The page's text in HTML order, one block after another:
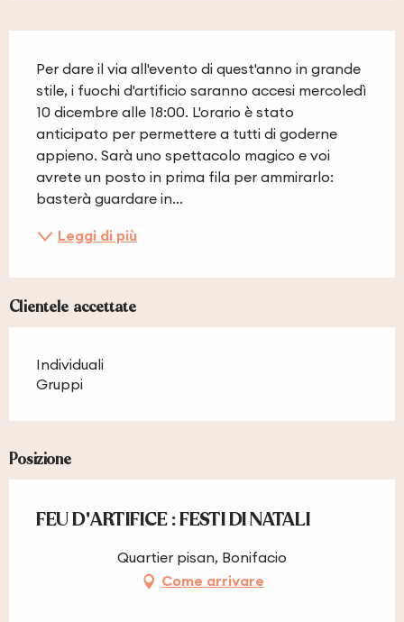
Per dare il via all'evento di quest'anno in grande
stile, i fuochi d'artificio saranno accesi mercoledì
10 dicembre alle 18:00. L'orario è stato
anticipato per permettere a tutti di goderne
appieno. Sarà uno spettacolo magico e voi
avrete un posto in prima fila per ammirarlo:
basterà guardare in...
Leggi di più
Clientele accettate
Individuali
Gruppi
Posizione
FEU D'ARTIFICE : FESTI DI NATALI
Quartier pisan, Bonifacio
Come arrivare